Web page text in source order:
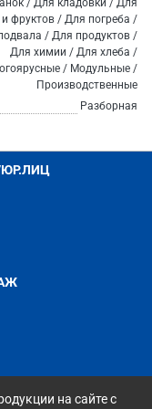
/ Для кладовки / Для
фруктов / Для погреба /
/ Для продуктов /
Для химии / Для хлеба /
/ Модульные /
Производственные
Разборная
на сайте с